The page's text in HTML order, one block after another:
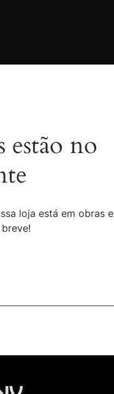
estão no
loja está em obras e